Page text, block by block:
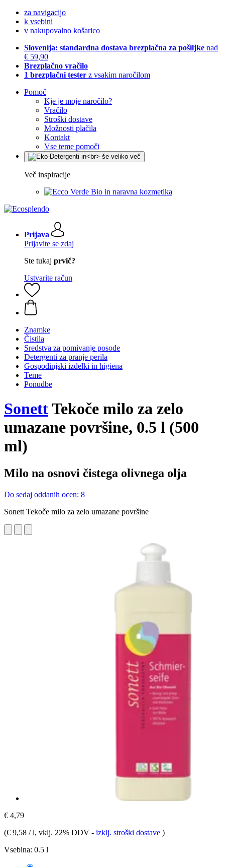
za navigacijo
k vsebini
v nakupovalno košarico
Slovenija: standardna dostava brezplačna za pošiljke nad
€ 59,90
Brezplačno vračilo
1 brezplačni tester z vsakim naročilom
Pomoč
Kje je moje naročilo?
Vračilo
Stroški dostave
Možnosti plačila
Kontakt
Vse teme pomoči
Več inspiracije
Bio in naravna kozmetika
Prijava
Prijavite se zdaj
Ste tukaj prvič?
Ustvarite račun
Znamke
Čistila
Sredstva za pomivanje posode
Detergenti za pranje perila
Gospodinjski izdelki in higiena
Teme
Ponudbe
SonettTekoče milo za zelo
umazane površine, 0.5 l (500
ml)
Milo na osnovi čistega olivnega olja
Do sedaj oddanih ocen: 8
Sonett Tekoče milo za zelo umazane površine
€ 4,79
(€ 9,58 / l, vklj. 22% DDV - izklj. stroški dostave )
Vsebina: 0.5 l